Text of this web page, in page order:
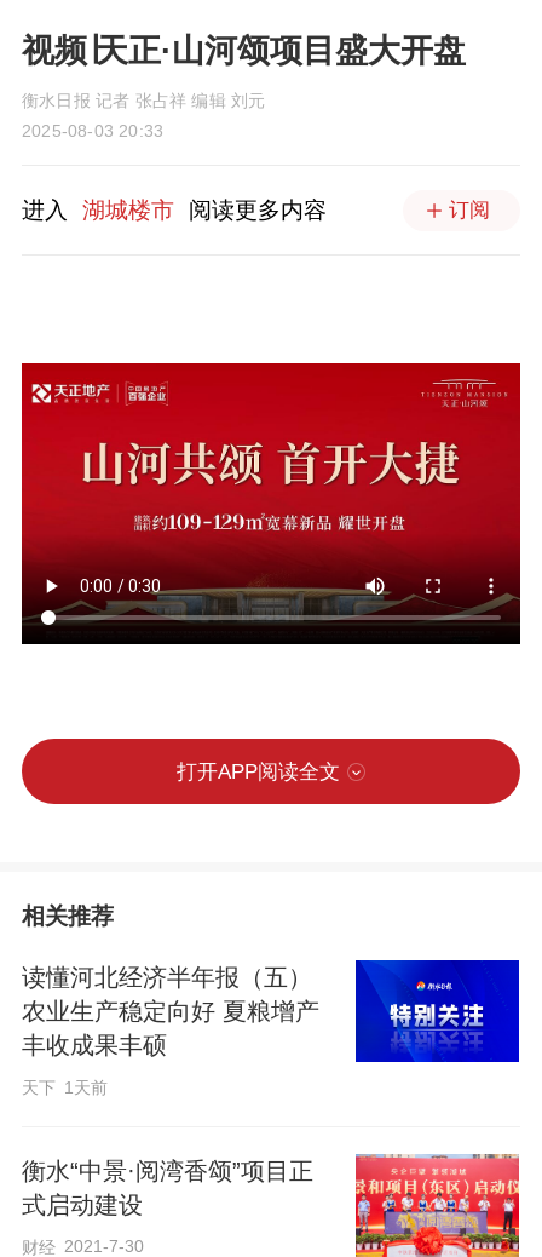
视频∣天正·山河颂项目盛大开盘
衡水日报 记者 张占祥 编辑 刘元
2025-08-03 20:33
进入 湖城楼市 阅读更多内容 订阅
打开APP阅读全文
相关推荐
读懂河北经济半年报（五）
农业生产稳定向好 夏粮增产
丰收成果丰硕
天下 1天前
衡水“中景·阅湾香颂”项目正
式启动建设
财经 2021-7-30